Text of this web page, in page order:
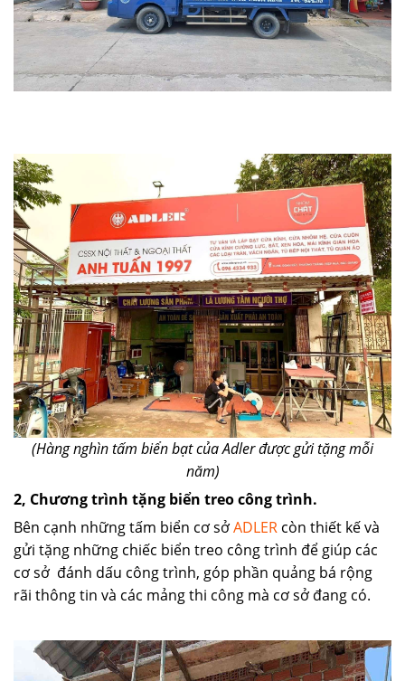
(Hàng nghìn tấm biển bạt của Adler được gửi tặng mỗi
năm)
2, Chương trình tặng biển treo công trình.
Bên cạnh những tấm biển cơ sởADLER còn thiết kế và
gửi tặng những chiếc biển treo công trình để giúp các
cơ sở đánh dấu công trình, góp phần quảng bá rộng
rãi thông tin và các mảng thi công mà cơ sở đang có.